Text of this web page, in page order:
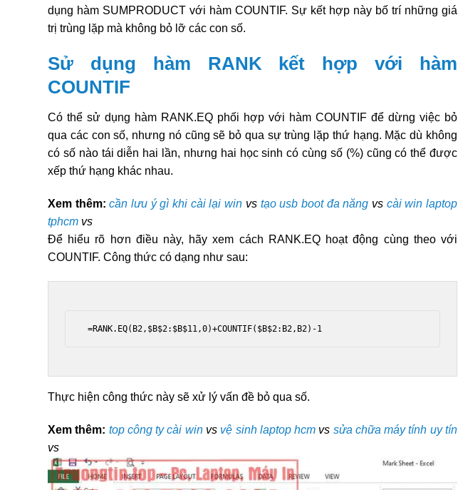
dụng hàm SUMPRODUCT với hàm COUNTIF. Sự kết hợp này bố trí những giá
trị trùng lặp mà không bỏ lỡ các con số.
Sử dụng hàm RANK kết hợp với hàm
COUNTIF
Có thể sử dụng hàm RANK.EQ phối hợp với hàm COUNTIF để dừng việc bỏ
qua các con số, nhưng nó cũng sẽ bỏ qua sự trùng lặp thứ hạng. Mặc dù không
có số nào tái diễn hai lần, nhưng hai học sinh có cùng số (%) cũng có thể được
xếp thứ hạng khác nhau.
Xem thêm: cần lưu ý gì khi cài lại win vs tạo usb boot đa năng vs cài win laptop
tphcm vs
Để hiểu rõ hơn điều này, hãy xem cách RANK.EQ hoạt động cùng theo với
COUNTIF. Công thức có dạng như sau:
=RANK.EQ(B2,$B$2:$B$11,0)+COUNTIF($B$2:B2,B2)-1
Thực hiện công thức này sẽ xử lý vấn đề bỏ qua số.
Xem thêm: top công ty cài winvs vệ sinh laptop hcm vs sửa chữa máy tính uy tín
vs